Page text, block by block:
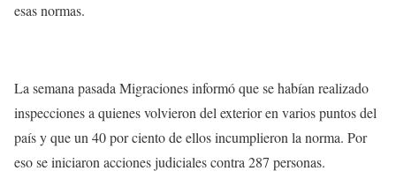
esas normas.
La semana pasada Migraciones informó que se habían realizado
inspecciones a quienes volvieron del exterior en varios puntos del
país y que un 40 por ciento de ellos incumplieron la norma. Por
eso se iniciaron acciones judiciales contra 287 personas.